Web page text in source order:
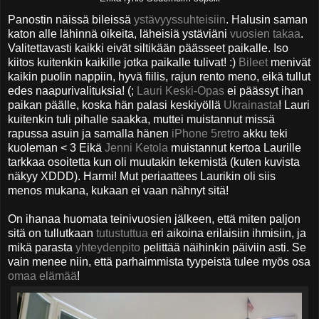
Panostin näissä bileissä ystävyyssuhteisiin. Halusin saman
katon alle lähinnä oikeita, läheisiä ystäviäni vuosien takaa.
Valitettavasti kaikki eivät siltikään päässeet paikalle. Iso
kiitos kuitenkin kaikille jotka paikalle tulivat! :) Bileet menivät
kaikin puolin nappiin, hyvä fiilis, rajun rento meno, eikä tullut
edes naapurivalituksia! (; Lauri Keski-Opas ei päässyt ihan
paikan päälle, koska hän palasi keskiyöllä Ukrainasta! Lauri
kuitenkin tuli pihalle saakka, muttei muistannut missä
rapussa asuin ja samalla hänen iPhone 5retro akku teki
kuoleman < 3 Eikä Jenni Ketola muistannut kertoa Laurille
tarkkaa osoitetta kun oli muutakin tekemistä (kuten kuvista
näkyy XDDD). Harmi! Mut periaattees Laurikin oli siis
menos mukana, kukaan ei vaan nähnyt sitä!
On ihanaa huomata teinivuosien jälkeen, että miten paljon
sitä on tullutkaan tutustuttua eri aikoina erilaisiin ihmisiin, ja
mikä parasta yhteydenpito pelittää näihinkin päiviin asti. Se
vain menee niin, että parhaimmista tyypeistä tulee myös osa
omaa elämää!